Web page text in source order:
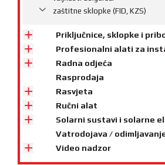
zaštitne sklopke (FID, KZS)
Priključnice, sklopke i
Profesionalni alati za
Radna odjeća
Rasprodaja
Rasvjeta
Ručni alat
Solarni sustavi i solarne
Vatrodojava /
Video nadzor